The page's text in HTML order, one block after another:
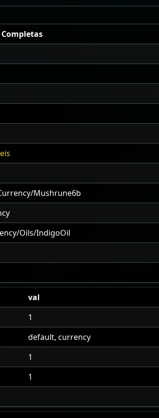
Mushrune6b
Oils/IndigoOil
val
1
default, currency
1
1